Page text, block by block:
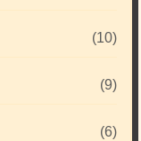
(10)
(9)
(6)